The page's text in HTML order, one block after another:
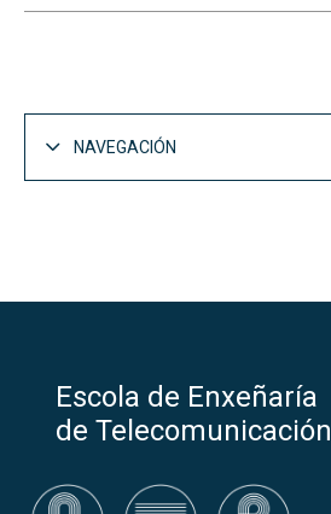
NAVEGACIÓN
Descripción del GETT
¿Qué se aprende en el GETT?
Escola de Enxeñaría
de Telecomunicación